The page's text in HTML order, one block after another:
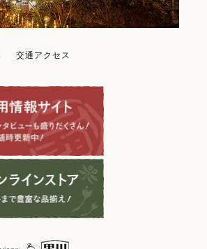
交通アクセス